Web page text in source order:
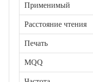
Применимый
Расстояние чтения
Печать
MQQ